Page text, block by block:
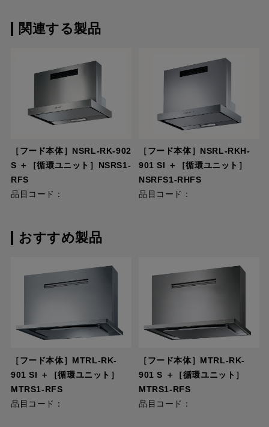
関連する製品
［フード本体］NSRL-RK-902
S ＋［循環ユニット］NSRS1-
RFS
品目コード：
［フード本体］NSRL-RKH-
901 SI ＋［循環ユニット］
NSRFS1-RHFS
品目コード：
おすすめ製品
［フード本体］MTRL-RK-
901 SI ＋［循環ユニット］
MTRS1-RFS
品目コード：
［フード本体］MTRL-RK-
901 S ＋［循環ユニット］
MTRS1-RFS
品目コード：